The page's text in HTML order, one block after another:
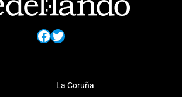
Facebook
Twitter
La Coruña